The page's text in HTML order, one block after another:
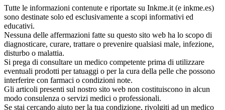
Tutte le informazioni contenute e riportate su Inkme.it (e inkme.es)
sono destinate solo ed esclusivamente a scopi informativi ed
educativi.
Nessuna delle affermazioni fatte su questo sito web ha lo scopo di
diagnosticare, curare, trattare o prevenire qualsiasi male, infezione,
disturbo o malattia.
Si prega di consultare un medico competente prima di utilizzare
eventuali prodotti per tatuaggi o per la cura della pelle che possono
interferire con farmaci o condizioni note.
Gli articoli presenti sul nostro sito web non costituiscono in alcun
modo consulenza o servizi medici o professionali.
Se stai cercando aiuto per la tua condizione, rivolgiti ad un medico